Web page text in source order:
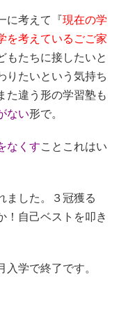
に考えて『現在の学
を考えているごご家
もたちに接したいと
りたいという気持ち
た違う形の学習塾も
ない形で。
なくすことこれはい
ました。３冠獲る
！自己ベストを叩き
学で終了です。